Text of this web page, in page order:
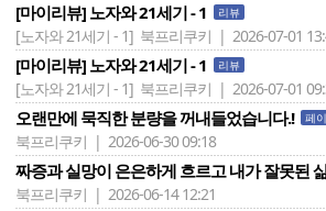
[마이리뷰] 노자와 21세기 - 1 리뷰
[노자와 21세기 - 1] 북프리쿠키 | 2026-07-01
[마이리뷰] 노자와 21세기 - 1 리뷰
[노자와 21세기 - 1] 북프리쿠키 | 2026-07-01
오랜만에 묵직한 분량을 꺼내들었습니다.! 페
북프리쿠키 | 2026-06-30 09:18
짜증과 실망이 은은하게 흐르고 내가 잘못된
북프리쿠키 | 2026-06-14 12:21